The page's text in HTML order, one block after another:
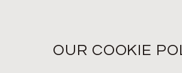
OUR COOKIE